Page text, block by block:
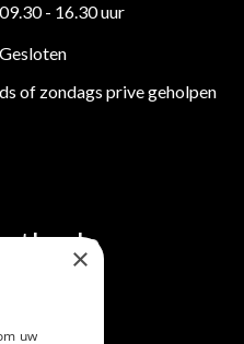
09.30 - 16.30 uur
Gesloten
of zondags prive geholpen
×
uw